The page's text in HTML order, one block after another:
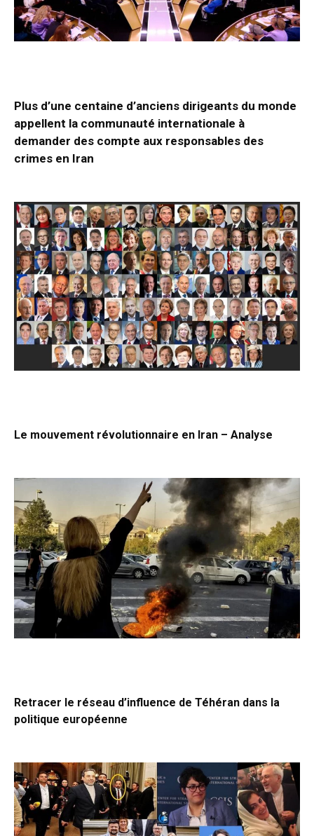
Plus d’une centaine d’anciens dirigeants du monde
appellent la communauté internationale à
demander des compte aux responsables des
crimes en Iran
Le mouvement révolutionnaire en Iran – Analyse
Retracer le réseau d’influence de Téhéran dans la
politique européenne